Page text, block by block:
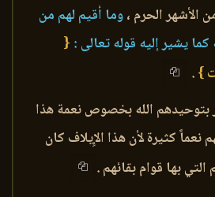
الأشهر الحرم ،وما أقيم لهم من
يشير إليه قوله تعالى : {
}
.
بتوحيدهم الله بخصوص نعمة هذا
نعماً كثيرة لأن هذا الإِيلاف كان
بها قوام بقائهم .